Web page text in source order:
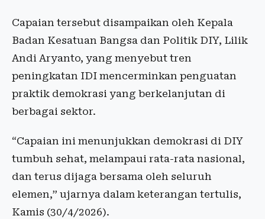
Capaian tersebut disampaikan oleh Kepala
Badan Kesatuan Bangsa dan Politik DIY, Lilik
Andi Aryanto, yang menyebut tren
peningkatan IDI mencerminkan penguatan
praktik demokrasi yang berkelanjutan di
berbagai sektor.
“Capaian ini menunjukkan demokrasi di DIY
tumbuh sehat, melampaui rata-rata nasional,
dan terus dijaga bersama oleh seluruh
elemen,” ujarnya dalam keterangan tertulis,
Kamis (30/4/2026).